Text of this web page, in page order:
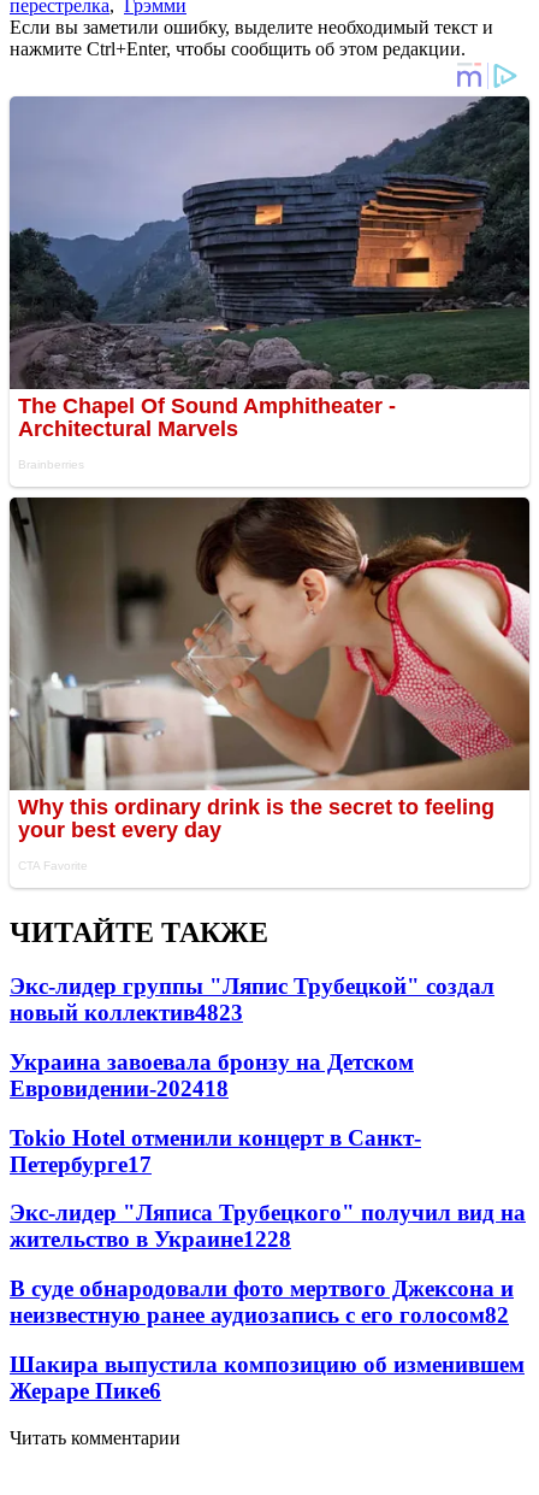
перестрелка,
Грэмми
Если вы заметили ошибку, выделите необходимый текст и
нажмите Ctrl+Enter, чтобы сообщить об этом редакции.
ЧИТАЙТЕ ТАКЖЕ
Экс-лидер группы "Ляпис Трубецкой" создал
новый коллектив4823
Украина завоевала бронзу на Детском
Евровидении-202418
Tokio Hotel отменили концерт в Санкт-
Петербурге17
Экс-лидер "Ляписа Трубецкого" получил вид на
жительство в Украине1228
В суде обнародовали фото мертвого Джексона и
неизвестную ранее аудиозапись с его голосом82
Шакира выпустила композицию об изменившем
Жераре Пике6
Читать комментарии